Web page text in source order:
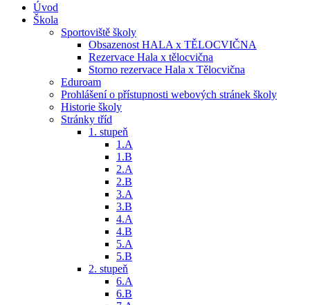
Úvod
Škola
Sportoviště školy
Obsazenost HALA x TĚLOCVIČNA
Rezervace Hala x tělocvična
Storno rezervace Hala x Tělocvična
Eduroam
Prohlášení o přístupnosti webových stránek školy
Historie školy
Stránky tříd
1. stupeň
1.A
1.B
2.A
2.B
3.A
3.B
4.A
4.B
5.A
5.B
2. stupeň
6.A
6.B